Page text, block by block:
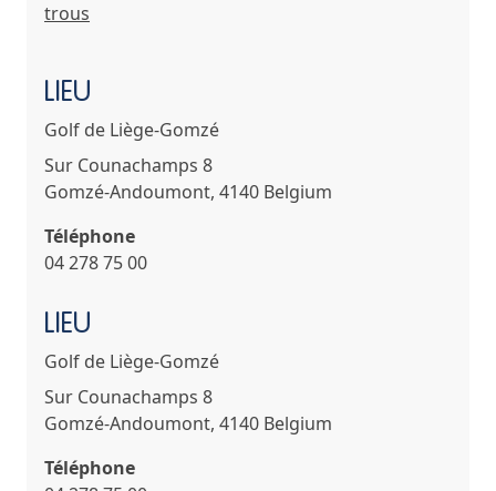
trous
LIEU
Golf de Liège-Gomzé
Sur Counachamps 8
Gomzé-Andoumont, 4140 Belgium
Téléphone
LIEU
Golf de Liège-Gomzé
Sur Counachamps 8
Gomzé-Andoumont, 4140 Belgium
Téléphone
04 278 75 00